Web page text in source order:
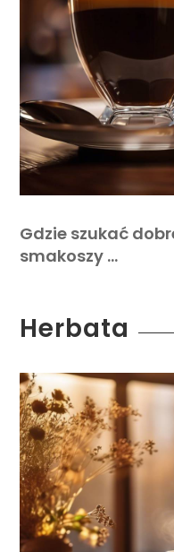
Gdzie szukać
smakoszy …
Herbata